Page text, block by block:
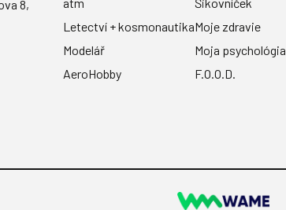
8,
Letectví + kosmonautika
Modelář
AeroHobby
Moje zdravie
Moja psychológia
F.O.O.D.